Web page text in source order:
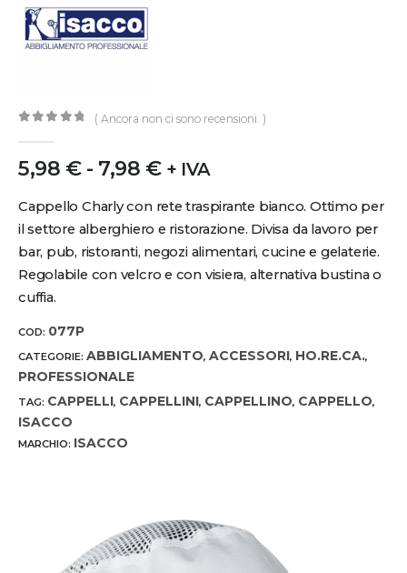
( Ancora non ci sono recensioni. )
5,98 € - 7,98 € + IVA
Cappello Charly con rete traspirante bianco. Ottimo per
il settore alberghiero e ristorazione. Divisa da lavoro per
bar, pub, ristoranti, negozi alimentari, cucine e gelaterie.
Regolabile con velcro e con visiera, alternativa bustina o
cuffia.
COD: 077P
CATEGORIE: ABBIGLIAMENTO, ACCESSORI, HO.RE.CA.,
PROFESSIONALE
TAG: CAPPELLI, CAPPELLINI, CAPPELLINO, CAPPELLO,
ISACCO
MARCHIO: ISACCO